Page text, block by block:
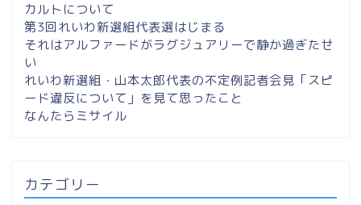
カルトについて
第3回れいわ新選組代表選はじまる
それはアルファードがラグジュアリーで静か過ぎたせ
い
れいわ新選組・山本太郎代表の不定例記者会見「スピ
ード違反について」を見て思ったこと
なんたらミサイル
カテゴリー